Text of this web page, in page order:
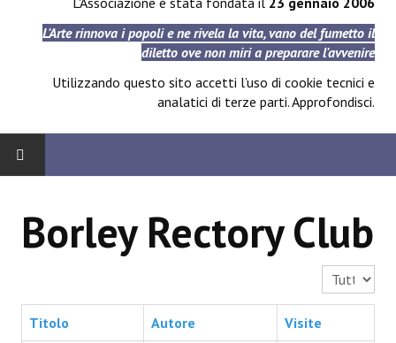
L'Arte rinnova i popoli e ne rivela la vita, vano del fumetto il
diletto ove non miri a preparare l'avvenire
Utilizzando questo sito accetti l’uso di cookie tecnici e
analatici di terze parti.Approfondisci.
BOARD
Focus
Borley Rectory Club
Visualizza n.
Titolo Autore Visite